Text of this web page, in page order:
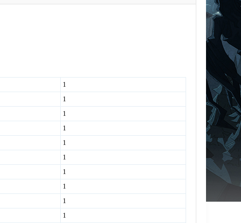
1
1
1
1
1
1
1
1
1
1